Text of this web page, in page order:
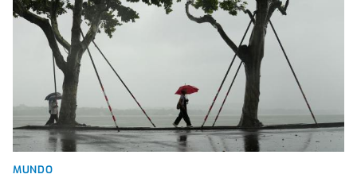
MUNDO